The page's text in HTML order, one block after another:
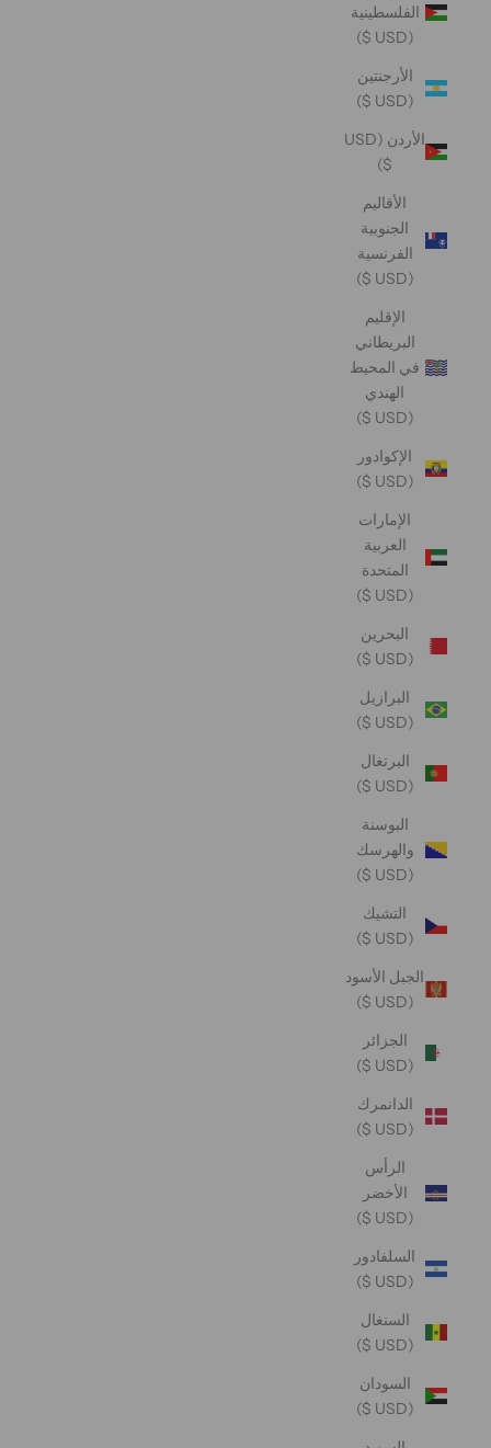
الفلسطينية
(USD $)
الأرجنتين
(USD $)
الأردن (USD
$)
الأقاليم
الجنوبية
الفرنسية
(USD $)
الإقليم
البريطاني
في المحيط
الهندي
(USD $)
الإكوادور
(USD $)
الإمارات
العربية
المتحدة
(USD $)
البحرين
(USD $)
البرازيل
(USD $)
البرتغال
(USD $)
البوسنة
والهرسك
(USD $)
التشيك
(USD $)
الجبل الأسود
(USD $)
الجزائر
(USD $)
الدانمرك
(USD $)
الرأس
الأخضر
(USD $)
السلفادور
(USD $)
السنغال
(USD $)
السودان
(USD $)